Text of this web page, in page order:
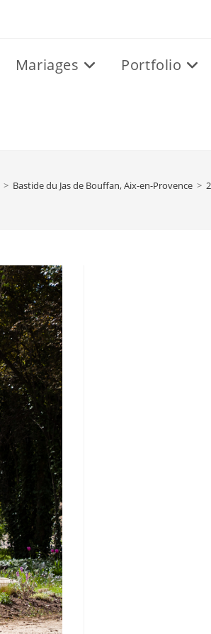
Mariages Portfolio
> Bastide du Jas de Bouffan, Aix-en-Provence >